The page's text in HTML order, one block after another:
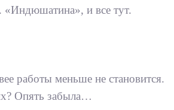
«Индюшатина», и все тут.
работы меньше не становится.
Опять забыла…